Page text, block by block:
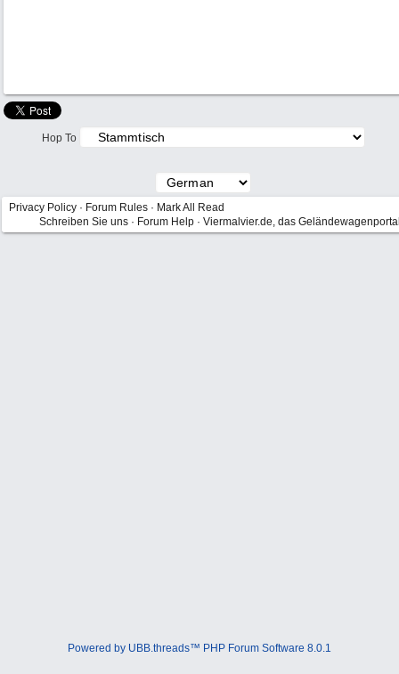
Hop To
Privacy Policy · Forum Rules · Mark All Read
Schreiben Sie uns · Forum Help · Viermalvier.de, das
Powered by UBB.threads™ PHP Forum Software 8.0.1